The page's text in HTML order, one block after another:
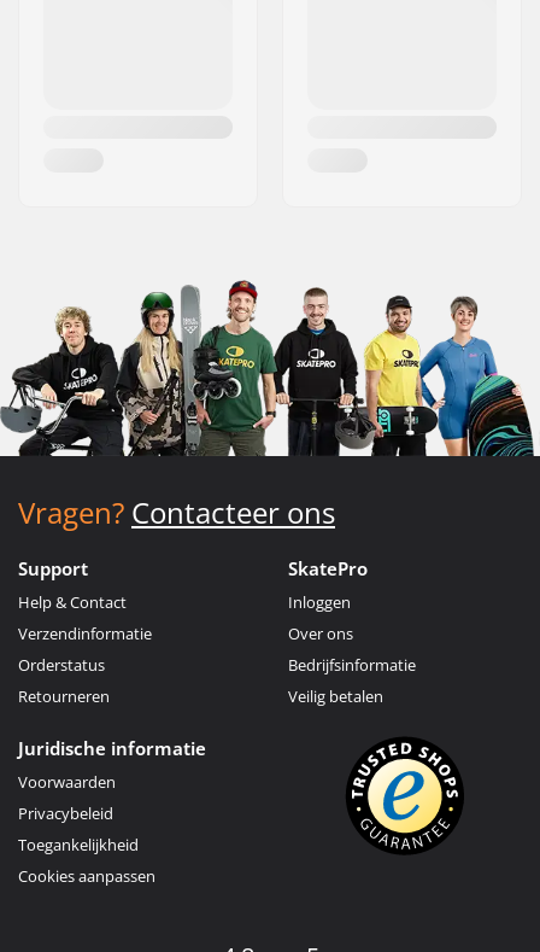
Vragen? Contacteer ons
Support
Help & Contact
Verzendinformatie
Orderstatus
Retourneren
SkatePro
Inloggen
Over ons
Bedrijfsinformatie
Veilig betalen
Juridische informatie
Voorwaarden
Privacybeleid
Toegankelijkheid
Cookies aanpassen